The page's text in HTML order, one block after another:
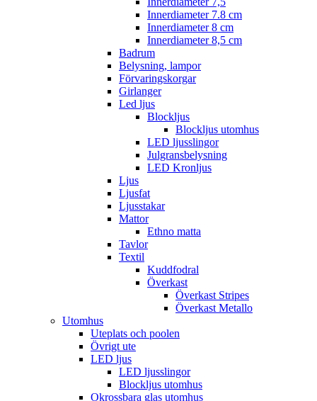
Innerdiameter 7.8 cm
Innerdiameter 8 cm
Innerdiameter 8,5 cm
Badrum
Belysning, lampor
Förvaringskorgar
Girlanger
Led ljus
Blockljus
Blockljus utomhus
LED ljusslingor
Julgransbelysning
LED Kronljus
Ljus
Ljusfat
Ljusstakar
Mattor
Ethno matta
Tavlor
Textil
Kuddfodral
Överkast
Överkast Stripes
Överkast Metallo
Utomhus
Uteplats och poolen
Övrigt ute
LED ljus
LED ljusslingor
Blockljus utomhus
Okrossbara glas utomhus